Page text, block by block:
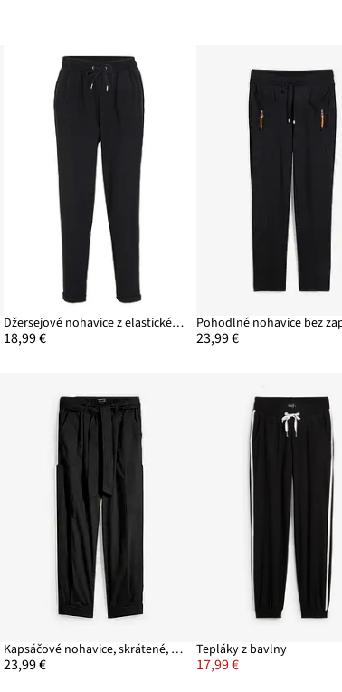
Džersejové nohavice z elastického mixu bavlny
18,99 € 23,99 €
Kapsáčové nohavice, skrátené, z čistej bavlny
23,99 €
Tepláky z bavlny
17,99 €